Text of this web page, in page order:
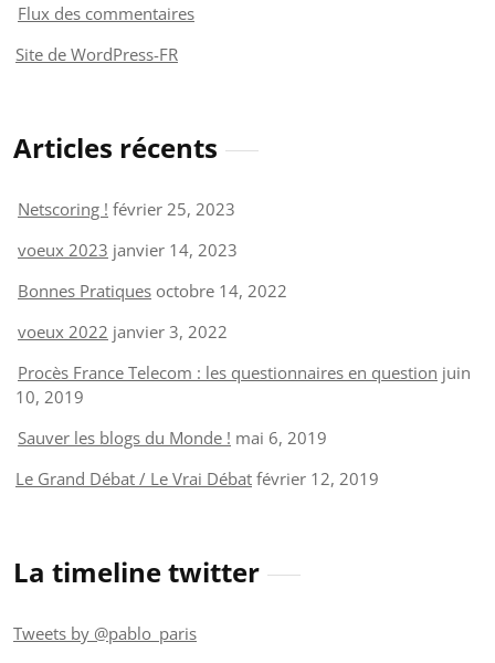
Flux des commentaires
Site de WordPress-FR
Articles récents
Netscoring ! février 25, 2023
voeux 2023 janvier 14, 2023
Bonnes Pratiques octobre 14, 2022
voeux 2022 janvier 3, 2022
Procès France Telecom : les questionnaires en question juin
10, 2019
Sauver les blogs du Monde ! mai 6, 2019
Le Grand Débat / Le Vrai Débat février 12, 2019
La timeline twitter
Tweets by @pablo_paris